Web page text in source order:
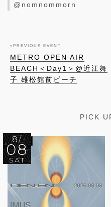
@nomnommorn
« PREVIOUS EVENT
METRO OPEN AIR
BEACH＜Day1＞@近江舞
子 雄松館前ビーチ
PICK
8/
08
SAT